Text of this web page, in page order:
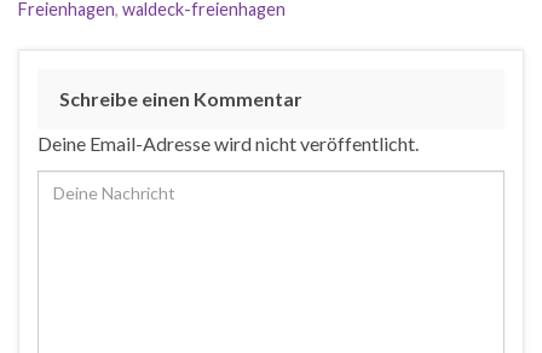
Freienhagen, waldeck-freienhagen
Schreibe einen Kommentar
Deine Email-Adresse wird nicht veröffentlicht.